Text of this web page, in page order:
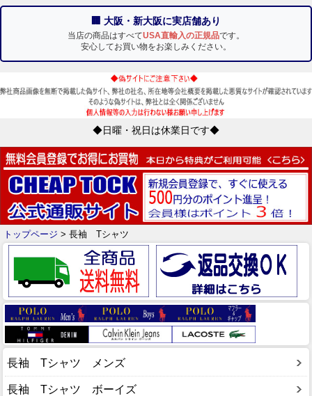
🏢 大阪・新大阪に実店舗あり
当店の商品はすべてUSA直輸入の正規品です。
安心してお買い物をお楽しみください。
◆日曜・祝日は休業日です◆
トップページ > 長袖 Tシャツ
長袖 Tシャツ メンズ
長袖 Tシャツ ボーイズ